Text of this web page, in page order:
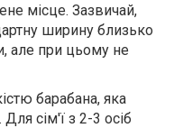
місце. Зазвичай,
ширину близько
але при цьому не
барабана, яка
сім'ї з 2-3 осіб